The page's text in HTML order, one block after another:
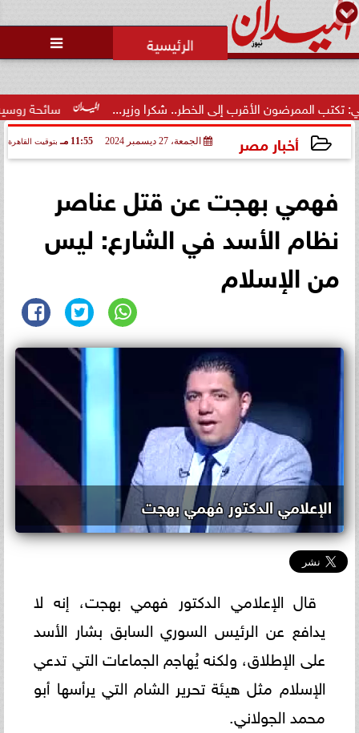

سائحة روسية الأقرب إلى الخطر.. شكرا وزير...
أخبار مصر الجمعة، 27 ديسمبر 2024 11:55 مـ بتوقيت القاهرة
فهمي بهجت عن قتل عناصر
نظام الأسد في الشارع: ليس
من الإسلام
الإعلامي الدكتور فهمي بهجت
قال الإعلامي الدكتور فهمي بهجت، إنه لا
يدافع عن الرئيس السوري السابق بشار الأسد
على الإطلاق، ولكنه يُهاجم الجماعات التي تدعي
الإسلام مثل هيئة تحرير الشام التي يرأسها أبو
محمد الجولاني.